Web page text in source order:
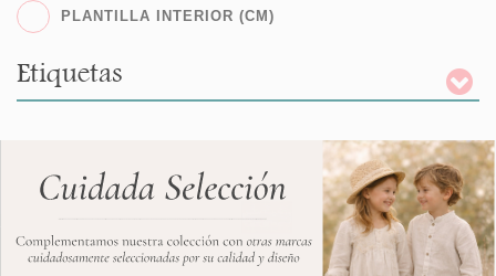
PLANTILLA INTERIOR (CM)
Etiquetas